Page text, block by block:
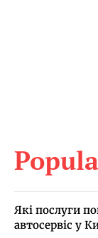
Які послуги
автосервіс у